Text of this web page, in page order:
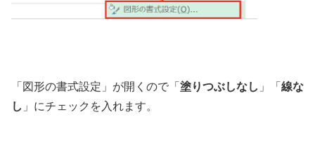
「図形の書式設定」が開くので「 塗りつぶしなし 」「 線な
し 」にチェックを入れます。